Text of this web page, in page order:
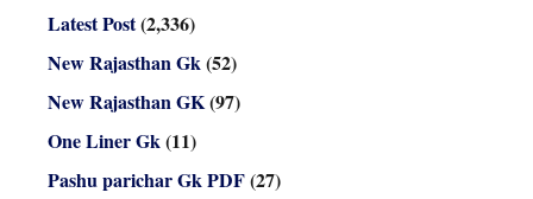
Latest Post(2,336)
New Rajasthan Gk(52)
New Rajasthan GK(97)
One Liner Gk(11)
Pashu parichar Gk PDF(27)